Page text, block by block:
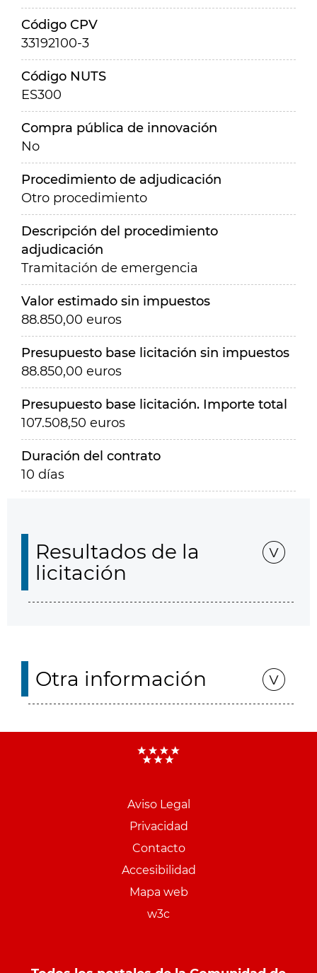
Código CPV
33192100-3
Código NUTS
ES300
Compra pública de innovación
No
Procedimiento de adjudicación
Otro procedimiento
Descripción del procedimiento
adjudicación
Tramitación de emergencia
Valor estimado sin impuestos
88.850,00 euros
Presupuesto base licitación sin impuestos
88.850,00 euros
Presupuesto base licitación. Importe total
107.508,50 euros
Duración del contrato
10 días
Resultados de la
licitación
Otra información
Aviso Legal
Privacidad
Contacto
Accesibilidad
Mapa web
w3c